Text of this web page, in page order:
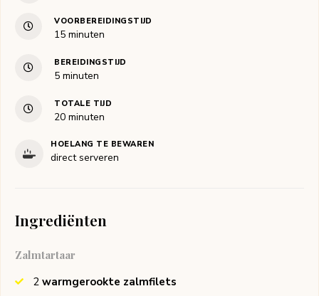
VOORBEREIDINGSTIJD
15minuten
minuten
BEREIDINGSTIJD
5minuten
minuten
TOTALE TIJD
20minuten
minuten
HOELANG TE BEWAREN
direct serveren
Ingrediënten
Zalmtartaar
2 warmgerookte zalmfilets